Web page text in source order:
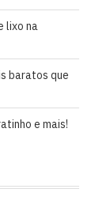
lixo na
baratos que
e mais!